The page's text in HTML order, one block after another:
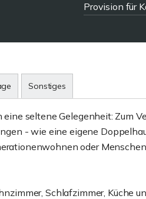
Provision für
Sonstiges
seltene Gelegenheit: Zum
- wie eine eigene
oder
Schlafzimmer, Küche